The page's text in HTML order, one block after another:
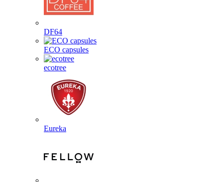
DF64
ECO capsules
ecotree
Eureka